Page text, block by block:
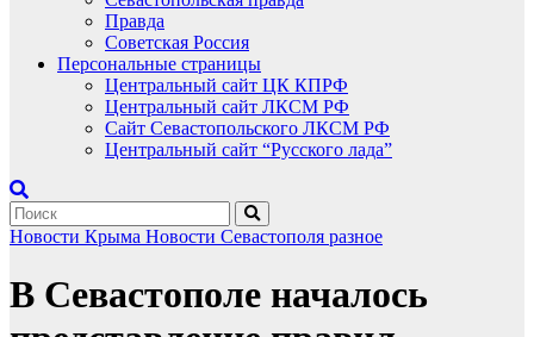
Правда
Советская Россия
Персональные страницы
Центральный сайт ЦК КПРФ
Центральный сайт ЛКСМ РФ
Сайт Севастопольского ЛКСМ РФ
Центральный сайт “Русского лада”
Новости Крыма Новости Севастополя разное
В Севастополе началось